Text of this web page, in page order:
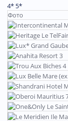
4* 5*
Фото